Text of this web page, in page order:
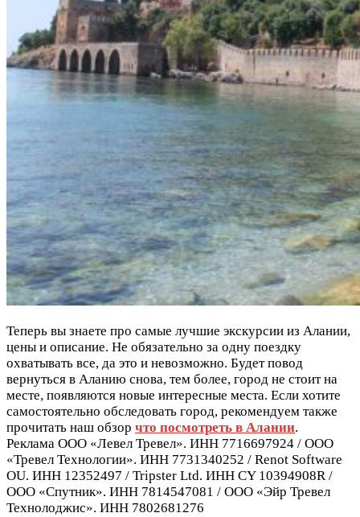
Теперь вы знаете про самые лучшие экскурсии из Алании,
цены и описание. Не обязательно за одну поездку
охватывать все, да это и невозможно. Будет повод
вернуться в Аланию снова, тем более, город не стоит на
месте, появляются новые интересные места. Если хотите
самостоятельно обследовать город, рекомендуем также
прочитать наш обзор что посмотреть в Алании.
Реклама ООО «Левел Тревел». ИНН 7716697924 / ООО
«Тревел Технологии». ИНН 7731340252 / Renot Software
OU. ИНН 12352497 / Tripster Ltd. ИНН CY 10394908R /
ООО «Спутник». ИНН 7814547081 / ООО «Эйр Тревел
Технолоджис». ИНН 7802681276